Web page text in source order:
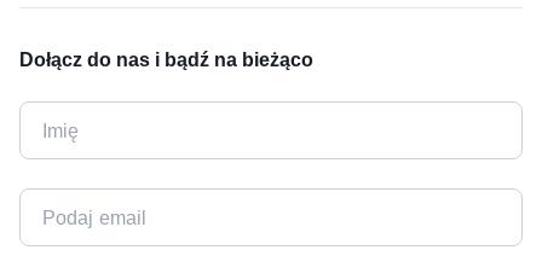
Dołącz do nas i bądź na bieżąco